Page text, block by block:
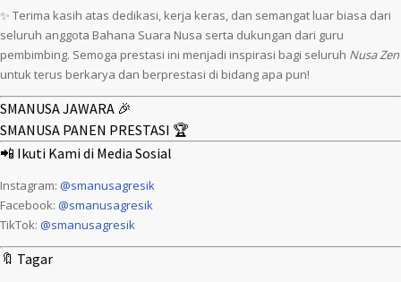
✨ Terima kasih atas dedikasi, kerja keras, dan semangat luar biasa dari
seluruh anggota Bahana Suara Nusa serta dukungan dari guru
pembimbing. Semoga prestasi ini menjadi inspirasi bagi seluruh Nusa Zen
untuk terus berkarya dan berprestasi di bidang apa pun!
SMANUSA JAWARA 🎉
SMANUSA PANEN PRESTASI 🏆
📲 Ikuti Kami di Media Sosial
Instagram: @smanusagresik
Facebook: @smanusagresik
TikTok: @smanusagresik
🔖 Tagar